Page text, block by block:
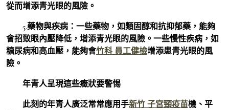
從而增添青光眼的風險。
5.藥物與疾病：一些藥物，如類固醇和抗抑郁藥，能夠
會招致眼內壓降低，增添青光眼的風險。一些慢性疾病，如
糖尿病和高血壓，能夠會竹科 員工健檢增添患青光眼的風
險。
年青人呈現這些癥狀要警惕
此刻的年青人廣泛常常應用手新竹 子宮頸疫苗機、平